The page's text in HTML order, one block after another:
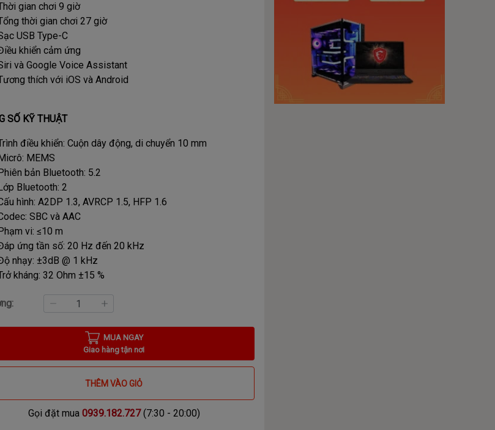
gian chơi 9 giờ
thời gian chơi 27 giờ
USB Type-C
khiển cảm ứng
và Google Voice Assistant
thích với iOS và Android
SỐ KỸ THUẬT
điều khiển: Cuộn dây động, di chuyển 10 mm
MEMS
bản Bluetooth: 5.2
Bluetooth: 2
hình: A2DP 1.3, AVRCP 1.5, HFP 1.6
SBC và AAC
vi: ≤10 m
ứng tần số: 20 Hz đến 20 kHz
nhạy: ±3dB @ 1 kHz
kháng: 32 Ohm ±15 %
MUA NGAY
Giao hàng tận nơi
THÊM VÀO GIỎ
Gọi đặt mua 0939.182.727(7:30 - 20:00)